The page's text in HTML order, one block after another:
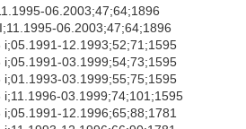
06.2003;47;64;1896
06.2003;47;64;1896
i;05.1991-12.1993;52;71;1595
i;05.1991-03.1999;54;73;1595
i;01.1993-03.1999;55;75;1595
i;11.1996-03.1999;74;101;1595
i;05.1991-12.1996;65;88;1781